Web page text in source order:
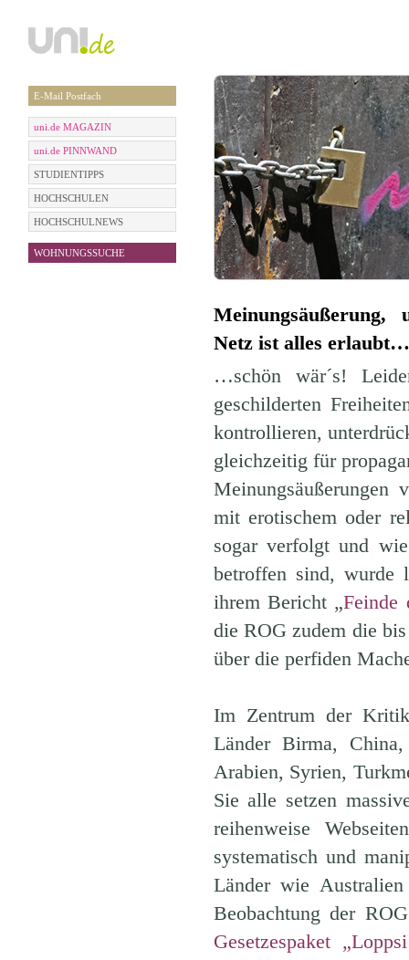
E-Mail Postfach
uni.de MAGAZIN
uni.de PINNWAND
STUDIENTIPPS
HOCHSCHULEN
HOCHSCHULNEWS
WOHNUNGSSUCHE
Netz ist alles erlaubt…
…schön wär´s!
geschilderten
kontrollieren,
gleichzeitig für
Meinungsäußerungen
mit erotischem oder
sogar verfolgt und
betroffen sind, wurde
ihrem Bericht „Feinde
die ROG zudem die
über die perfiden
Im Zentrum der
Länder Birma,
Arabien, Syrien,
Sie alle setzen
reihenweise
systematisch und
Länder wie
Beobachtung der
Gesetzespaket